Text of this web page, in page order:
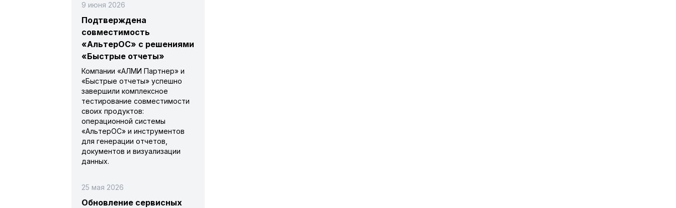
9 июня 2026
Подтверждена
совместимость
«АльтерОС» с решениями
«Быстрые отчеты»
Компании «АЛМИ Партнер» и
«Быстрые отчеты» успешно
завершили комплексное
тестирование совместимости
своих продуктов:
операционной системы
«АльтерОС» и инструментов
для генерации отчетов,
документов и визуализации
данных.
25 мая 2026
Обновление сервисных